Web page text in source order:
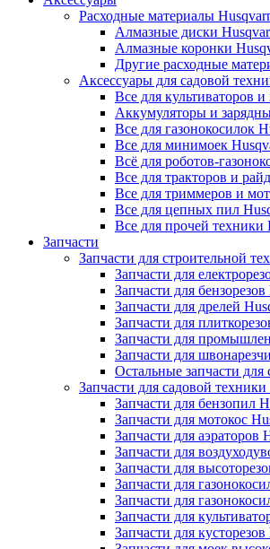
Расходные материалы
Алмазные диски
Алмазные коронки
Другие расходные
Аксессуары для садовой
Все для культиваторов
Аккумуляторы и
Все для газонокосилок
Все для минимоек
Всё для роботов-
Все для тракторов и
Все для триммеров и
Все для цепных пил
Все для прочей техники
Запчасти
Запчасти для строительной
Запчасти для
Запчасти для
Запчасти для дрелей
Запчасти для
Запчасти для
Запчасти для
Остальные запчасти для
Запчасти для садовой техники
Запчасти для бензопил
Запчасти для мотокос
Запчасти для аэраторов
Запчасти для
Запчасти для
Запчасти для
Запчасти для
Запчасти для
Запчасти для